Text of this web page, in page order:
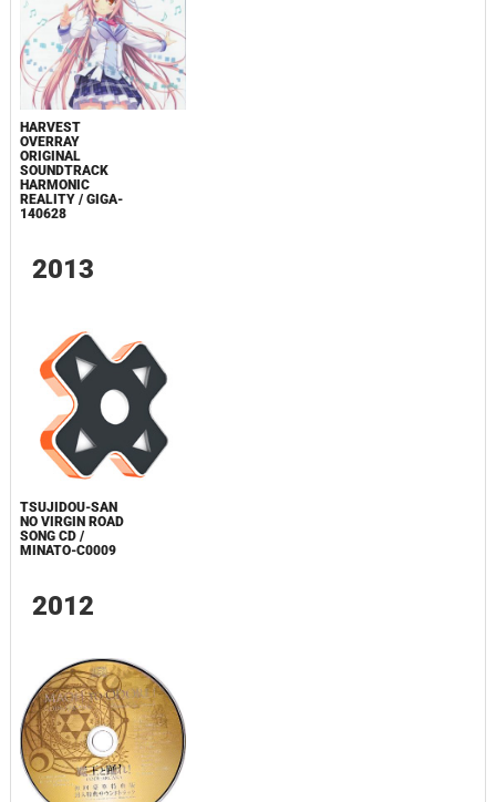
HARVEST
OVERRAY
ORIGINAL
SOUNDTRACK
HARMONIC
REALITY / GIGA-
140628
2013
TSUJIDOU-SAN
NO VIRGIN ROAD
SONG CD /
MINATO-C0009
2012